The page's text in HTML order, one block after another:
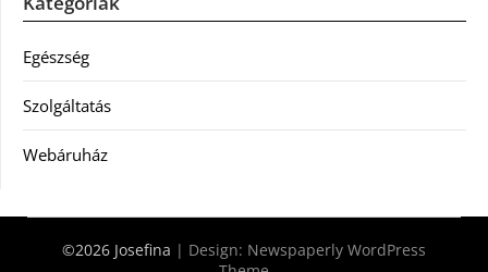
Egészség
Szolgáltatás
Webáruház
©2026 Josefina | Design: Newspaperly WordPress